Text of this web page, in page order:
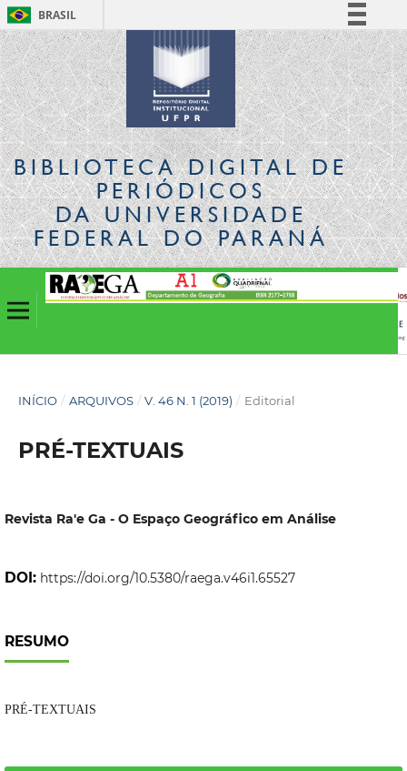
BRASIL
Simplifique!
Comunica BR
Participe
Acesso à informação
Legislação
Canais
BIBLIOTECA DIGITALDE
PERIÓDICOS
DA UNIVERSIDADE
FEDERAL DO PARANÁ
INÍCIO / ARQUIVOS / V. 46 N. 1 (2019) / Editorial
PRÉ-TEXTUAIS
Revista Ra'e Ga - O Espaço Geográfico em Análise
DOI: https://doi.org/10.5380/raega.v46i1.65527
RESUMO
PRÉ-TEXTUAIS